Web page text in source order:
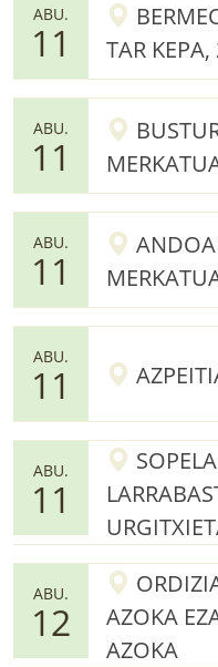
ABU.
11
TAR KEPA,
ABU.
11
ABU.
11
ABU.
11
ABU.
11
ABU.
12
AZOKA
AZOKA